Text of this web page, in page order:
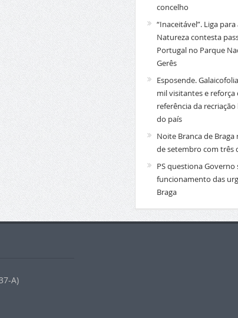
concelho
“Inaceitável”. Liga
Natureza contesta
Portugal no Parque
Gerês
Esposende.
mil visitantes e
referência da
do país
Noite Branca de Braga
de setembro com três
PS questiona Governo
funcionamento das
Braga
A)